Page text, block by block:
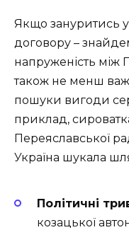
Якщо зануритись
договору –
напруженість між
також не менш
пошуки вигоди
приклад,
Переяславської
Україна шукала
Політичні
козацької